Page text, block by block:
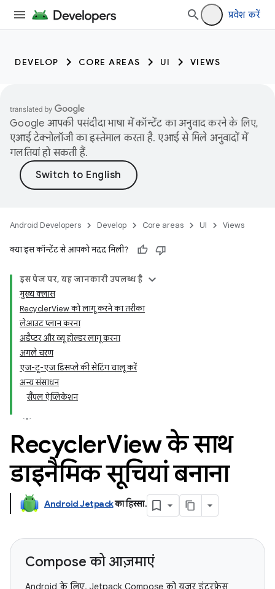
प्रवेश करें
DEVELOP CORE AREAS UI VIEWS
Google आपकी पसंदीदा भाषा में कॉन्टेंट का अनुवाद करने के लिए,
एआई टेक्नोलॉजी का इस्तेमाल करता है. एआई से मिले अनुवादों में
गलतियां हो सकती हैं.
Android Developers Develop Core areas UI Views
क्या इस कॉन्टेंट से आपको मदद मिली?
इस पेज पर, यह जानकारी उपलब्ध है
मुख्य क्लास
RecyclerView को लागू करने का तरीका
लेआउट प्लान करना
अडैप्टर और व्यू होल्डर लागू करना
अगले चरण
एज-टू-एज डिसप्ले की सेटिंग चालू करें
अन्य संसाधन
सैंपल ऐप्लिकेशन
RecyclerView के साथ
डाइनैमिक सूचियां बनाना
Android Jetpackका हिस्सा.
Compose को आज़माएं
Android के लिए, Jetpack Compose को यूज़र इंटरफ़ेस